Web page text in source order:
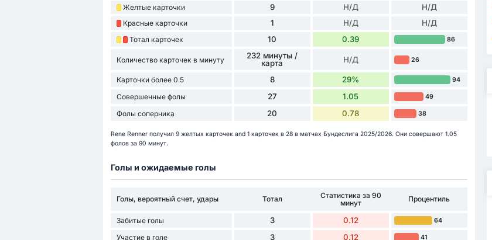
Желтые карточки 9 Н/Д Н/Д
Красные карточки 1 Н/Д Н/Д
Тотал карточек 10 0.39 86
Количество карточек в минуту
232 минуты /
карта
Н/Д 26
Карточки более 0.5 8 29% 94
Совершенные фолы 27 1.05 49
Фолы соперника 20 0.78 38
Rene Renner получил 9 желтых карточек and 1 карточек в 28 в матчах Бундеслига 2025/2026. Они совершают 1.05
фолов за 90 минут.
Голы и ожидаемые голы
Голы, вероятный счет, удары Тотал
Статистика за 90
минут
Процентиль
Забитые голы 3 0.12 64
Участие в голе 3 0.12 41